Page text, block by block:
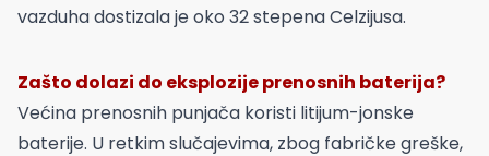
vazduha dostizala je oko 32 stepena Celzijusa.
Zašto dolazi do eksplozije prenosnih baterija?
Većina prenosnih punjača koristi litijum-jonske
baterije. U retkim slučajevima, zbog fabričke greške,